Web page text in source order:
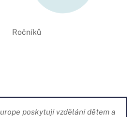
Ročníků
poskytují vzdělání dětem a